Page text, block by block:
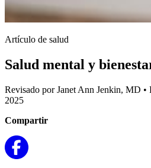
Artículo de salud
Salud mental y
Revisado por Janet Ann Jenkin, MD •
2025
Compartir